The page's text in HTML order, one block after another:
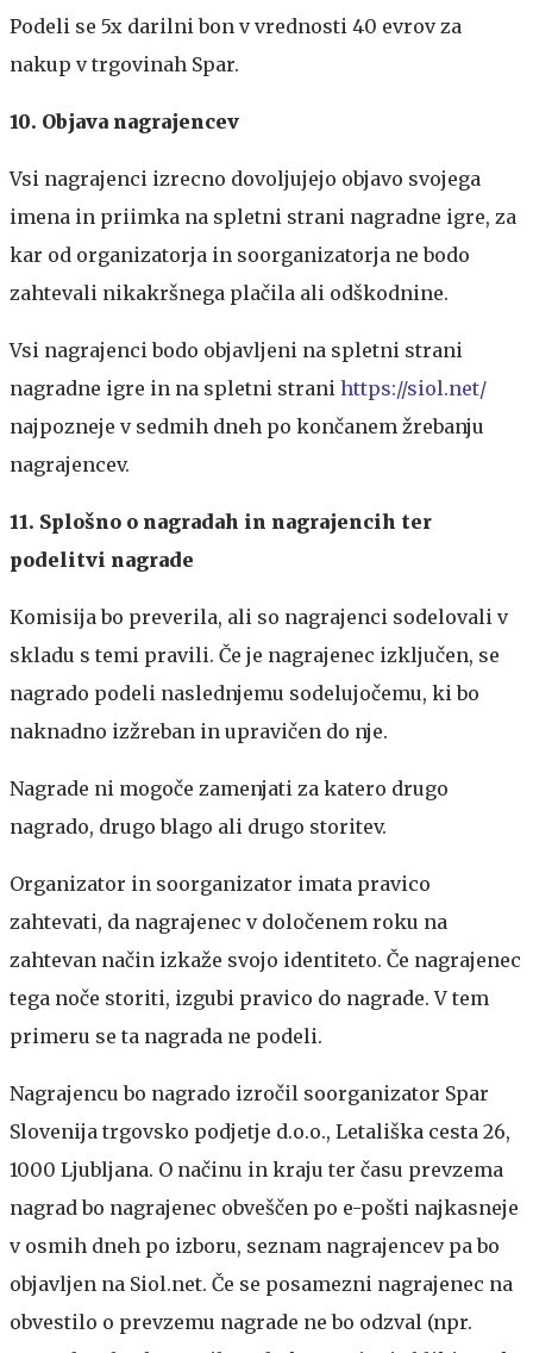
Podeli se 5x darilni bon v vrednosti 40 evrov za
nakup v trgovinah Spar.
10. Objava nagrajencev
Vsi nagrajenci izrecno dovoljujejo objavo svojega
imena in priimka na spletni strani nagradne igre, za
kar od organizatorja in soorganizatorja ne bodo
zahtevali nikakršnega plačila ali odškodnine.
Vsi nagrajenci bodo objavljeni na spletni strani
nagradne igre in na spletni strani https://siol.net/
najpozneje v sedmih dneh po končanem žrebanju
nagrajencev.
11. Splošno o nagradah in nagrajencih ter
podelitvi nagrade
Komisija bo preverila, ali so nagrajenci sodelovali v
skladu s temi pravili. Če je nagrajenec izključen, se
nagrado podeli naslednjemu sodelujočemu, ki bo
naknadno izžreban in upravičen do nje.
Nagrade ni mogoče zamenjati za katero drugo
nagrado, drugo blago ali drugo storitev.
Organizator in soorganizator imata pravico
zahtevati, da nagrajenec v določenem roku na
zahtevan način izkaže svojo identiteto. Če nagrajenec
tega noče storiti, izgubi pravico do nagrade. V tem
primeru se ta nagrada ne podeli.
Nagrajencu bo nagrado izročil soorganizator Spar
Slovenija trgovsko podjetje d.o.o., Letališka cesta 26,
1000 Ljubljana. O načinu in kraju ter času prevzema
nagrad bo nagrajenec obveščen po e-pošti najkasneje
v osmih dneh po izboru, seznam nagrajencev pa bo
objavljen na Siol.net. Če se posamezni nagrajenec na
obvestilo o prevzemu nagrade ne bo odzval (npr.